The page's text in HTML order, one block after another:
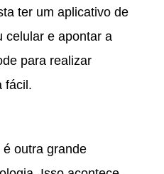
ter um aplicativo de
celular e apontar a
para realizar
fácil.
outra grande